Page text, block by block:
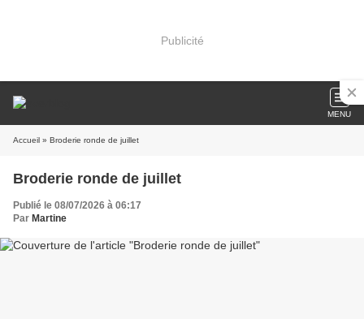
Publicité
MENU
Accueil » Broderie ronde de juillet
Broderie ronde de juillet
Publié le 08/07/2026 à 06:17
Par Martine